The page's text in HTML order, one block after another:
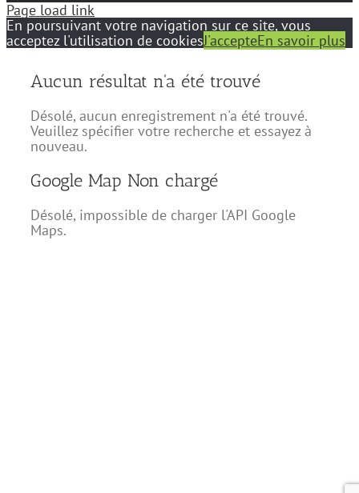
Aucun résultat n'a été trouvé
Désolé, aucun enregistrement n'a été trouvé.
Veuillez spécifier votre recherche et essayez à
nouveau.
Google Map Non chargé
Désolé, impossible de charger l'API Google
Maps.
Page load link
En poursuivant votre navigation sur ce site, vous
acceptez l'utilisation de cookiesJ'accepteEn savoir plus